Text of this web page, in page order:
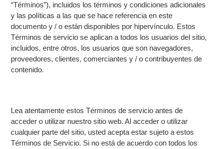
“Términos”), incluidos los términos y condiciones adicionales
y las políticas a las que se hace referencia en este
documento y / o están disponibles por hipervínculo. Estos
Términos de servicio se aplican a todos los usuarios del sitio,
incluidos, entre otros, los usuarios que son navegadores,
proveedores, clientes, comerciantes y / o contribuyentes de
contenido.
Lea atentamente estos Términos de servicio antes de
acceder o utilizar nuestro sitio web. Al acceder o utilizar
cualquier parte del sitio, usted acepta estar sujeto a estos
Términos de Servicio. Si no está de acuerdo con todos los